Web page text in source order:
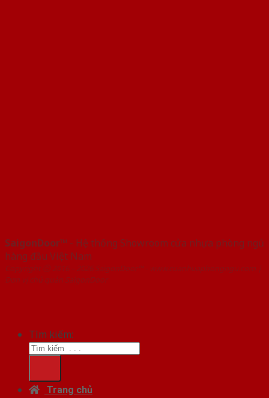
SaigonDoor™ - Hệ thống Showroom cửa nhựa phòng ngủ
hàng đầu Việt Nam
Copyright ⓒ 2016 – 2026 SaigonDoor™ - www.cuanhuaphongngu.com |
Đơn vị chủ quản SaigonDoor
Tìm kiếm:
Trang chủ